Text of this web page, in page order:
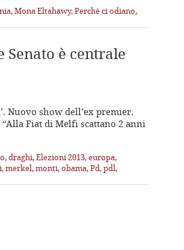
,Mona Eltahawy,Perchè ci odiano,
è centrale
Nuovo show dell’ex premier.
Fiat di Melfi scattano 2 anni
,draghi,Elezioni 2013,europa,
,merkel,monti,obama,Pd,pdl,